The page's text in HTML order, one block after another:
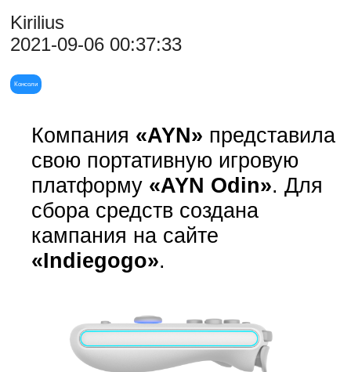
Kirilius
2021-09-06 00:37:33
Консоли
Компания «AYN» представила
свою портативную игровую
платформу «AYN Odin». Для
сбора средств создана
кампания на сайте
«Indiegogo».